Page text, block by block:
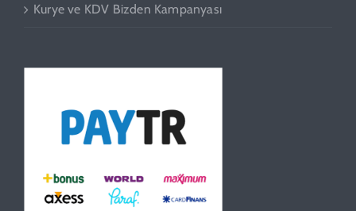
Kurye ve KDV Bizden Kampanyası